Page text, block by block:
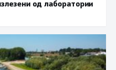
од лаборатории